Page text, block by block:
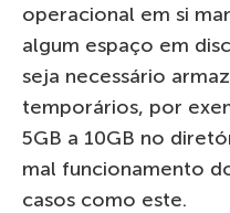
operacional em si
algum espaço em
seja necessário
temporários, por
5GB a 10GB no
mal funcionamento
casos como este.